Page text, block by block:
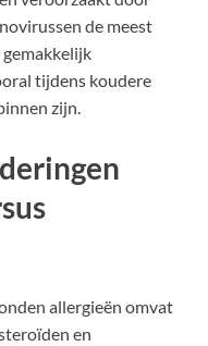
de meest
tijdens koudere
zijn.
allergieën omvat
en